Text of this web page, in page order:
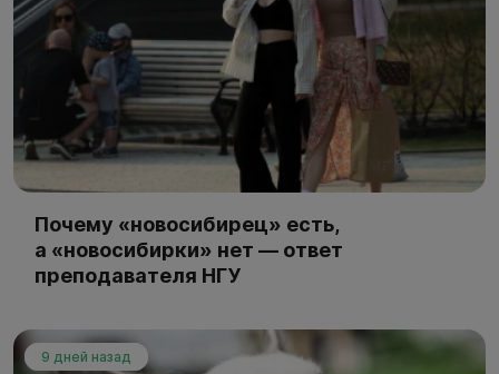
Почему «новосибирец» есть,
а «новосибирки» нет — ответ
преподавателя НГУ
9 дней назад